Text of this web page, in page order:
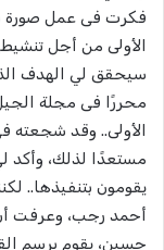
فكرت فى عمل صورة
الأولى من أجل
سيحقق لي الهدف
محررًا فى مجلة الجيل
الأولى.. وقد شجعته
مستعدًا لذلك، وأكد
يقومون بتنفيذها..
أحمد رجب، وعرفت
حسين، يقوم برسم